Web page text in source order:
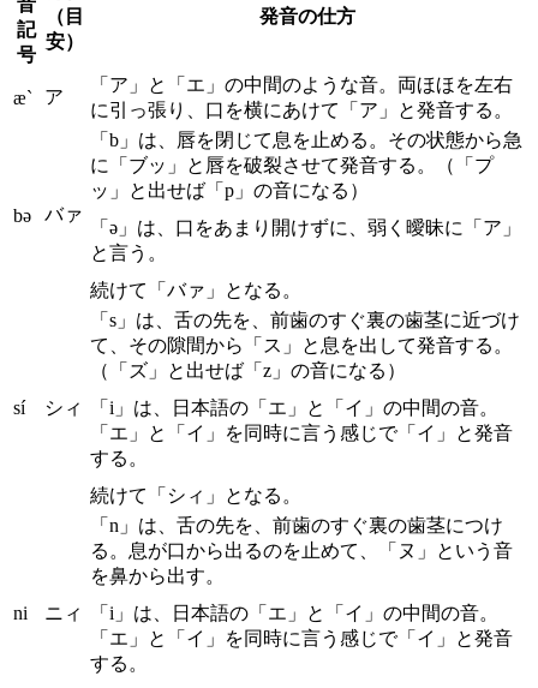
記
号
（目
安）
発音の仕方
æ` ア
「ア」と「エ」の中間のような音。両ほほを左右
に引っ張り、口を横にあけて「ア」と発音する。
bə バァ
「b」は、唇を閉じて息を止める。その状態から急
に「ブッ」と唇を破裂させて発音する。（「プ
ッ」と出せば「p」の音になる）
「ə」は、口をあまり開けずに、弱く曖昧に「ア」
と言う。
続けて「バァ」となる。
sí シィ
「s」は、舌の先を、前歯のすぐ裏の歯茎に近づけ
て、その隙間から「ス」と息を出して発音する。
（「ズ」と出せば「z」の音になる）
「i」は、日本語の「エ」と「イ」の中間の音。
「エ」と「イ」を同時に言う感じで「イ」と発音
する。
続けて「シィ」となる。
ni ニィ
「n」は、舌の先を、前歯のすぐ裏の歯茎につけ
る。息が口から出るのを止めて、「ヌ」という音
を鼻から出す。
「i」は、日本語の「エ」と「イ」の中間の音。
「エ」と「イ」を同時に言う感じで「イ」と発音
する。